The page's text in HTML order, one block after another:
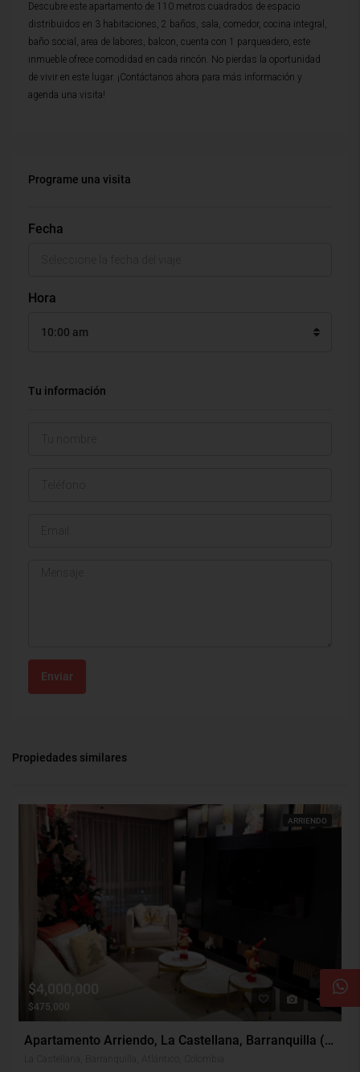
Descubre este apartamento de 110 metros cuadrados de espacio
distribuidos en 3 habitaciones, 2 baños, sala, comedor, cocina integral,
baño social, area de labores, balcon, cuenta con 1 parqueadero, este
inmueble ofrece comodidad en cada rincón. No pierdas la oportunidad
de vivir en este lugar. ¡Contáctanos ahora para más información y
agenda una visita!
Programe una visita
Fecha
Hora
10:00 am
Tu información
Enviar
Propiedades similares
ARRIENDO
$4,000,000
$475,000
Apartamento Arriendo, La Castellana, Barranquilla (31024)